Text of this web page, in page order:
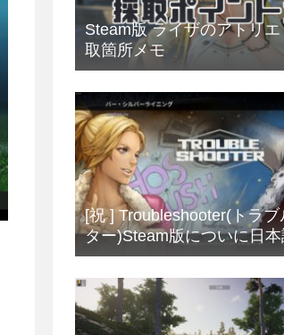
Steam版 ライザのアトリ
取箇所メモ
[祝 ] Troubleshooter(トラブ
ター)Steam版についに日
装！